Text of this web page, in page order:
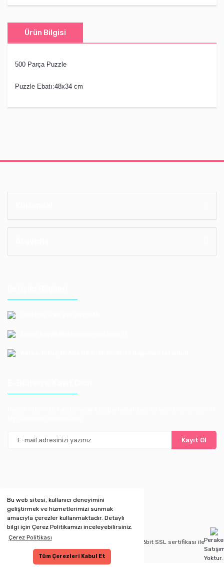
Bu web sitesi, kullanıcı deneyimini
geliştirmek ve hizmetlerimizi sunmak
amacıyla çerezler kullanmaktadır. Detaylı
bilgi için Çerez Politikamızı inceleyebilirsiniz.
Çerez Politikası
Tüm Çerezleri Kabul Et
Ürün Bilgisi
500 Parça Puzzle
Puzzle Ebatı:48x34 cm
Kayıt Ol
Copyright 2020 © Kredi kartı bilgileriniz 256bit SSL sertifikası ile
korunmaktadır.
Yoktur.